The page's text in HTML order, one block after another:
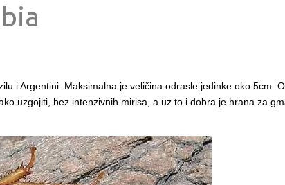
i Argentini. Maksimalna je veličina odrasle jedinke oko 5cm.
uzgojiti, bez intenzivnih mirisa, a uz to i dobra je hrana za